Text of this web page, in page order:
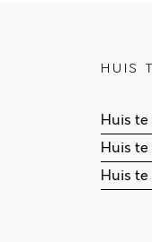
HUIS
Huis
Huis
Huis